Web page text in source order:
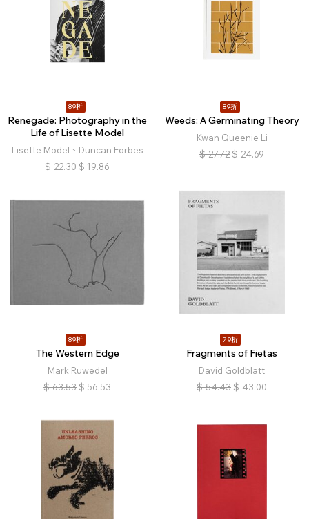
89折
Renegade: Photography in the
Life of Lisette Model
Lisette Model、Duncan Forbes
$ 22.30 $ 19.86
89折
Weeds: A Germinating Theory
Kwan Queenie Li
$ 27.72 $ 24.69
89折
The Western Edge
Mark Ruwedel
$ 63.53 $ 56.53
79折
Fragments of Fietas
David Goldblatt
$ 54.43 $ 43.00